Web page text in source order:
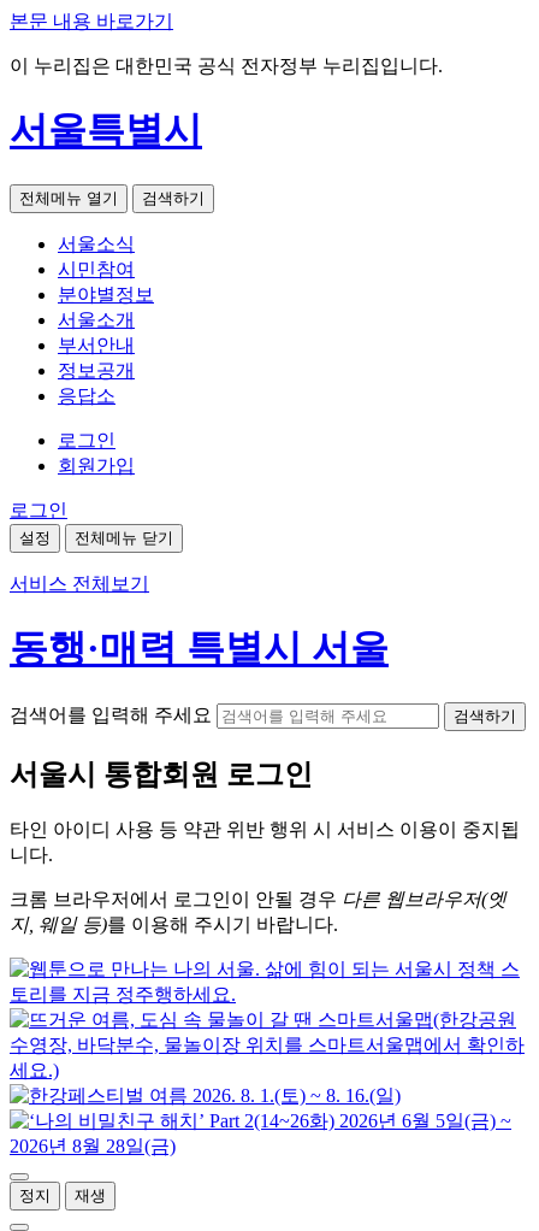
본문 내용 바로가기
이 누리집은 대한민국 공식 전자정부 누리집입니다.
서울특별시
전체메뉴 열기 검색하기
서울소식
시민참여
분야별정보
서울소개
부서안내
정보공개
응답소
로그인
회원가입
로그인
설정 전체메뉴 닫기
서비스 전체보기
동행·매력 특별시 서울
검색어를 입력해 주세요 검색하기
서울시 통합회원 로그인
타인 아이디 사용 등 약관 위반 행위 시 서비스 이용이 중지됩
니다.
크롬 브라우저에서 로그인이 안될 경우 다른 웹브라우저(엣
지, 웨일 등)를 이용해 주시기 바랍니다.
정지 재생